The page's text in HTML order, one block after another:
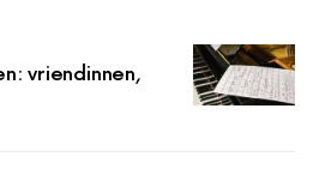
vriendinnen,